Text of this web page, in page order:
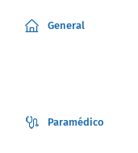
General
Paramédico